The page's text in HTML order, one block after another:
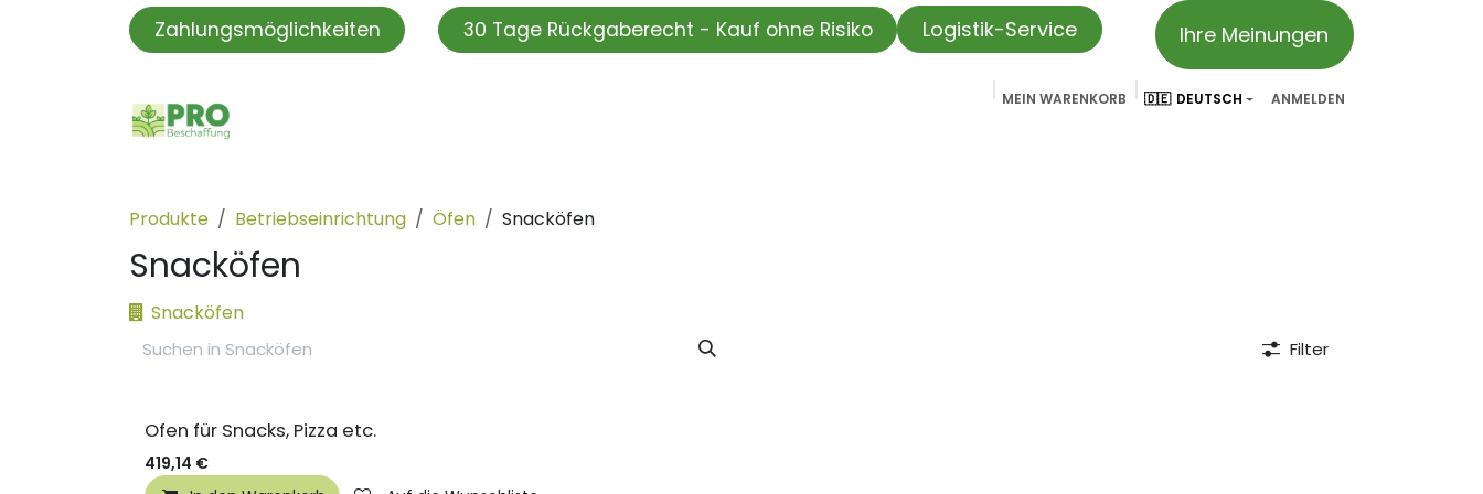
Zum Inhalt springen
Zahlungsmöglichkeiten 30 Tage Rückgaberecht - Kauf ohne Risiko Logistik-Service Ihre Meinungen
MEIN WARENKORB 🇩🇪 DEUTSCH ANMELDEN
Produkte Betriebseinrichtung Öfen Snacköfen
Snacköfen
Snacköfen
Filter
Ofen für Snacks, Pizza etc.
419,14 €